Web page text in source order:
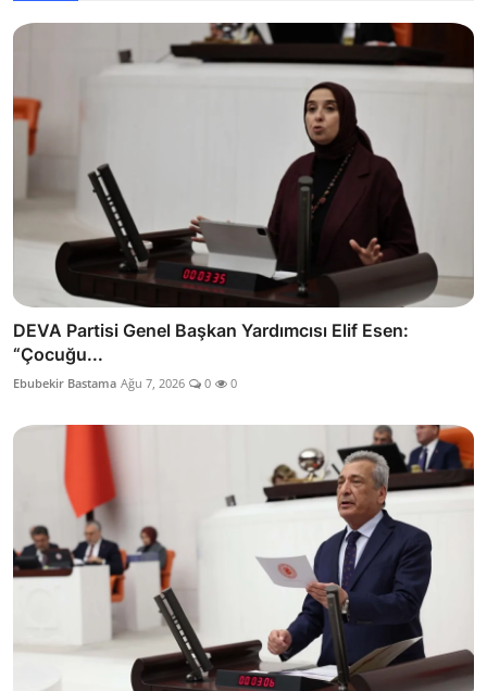
DEVA Partisi Genel Başkan Yardımcısı Elif Esen:
“Çocuğu...
Ebubekir Bastama Ağu 7, 2026 0 0